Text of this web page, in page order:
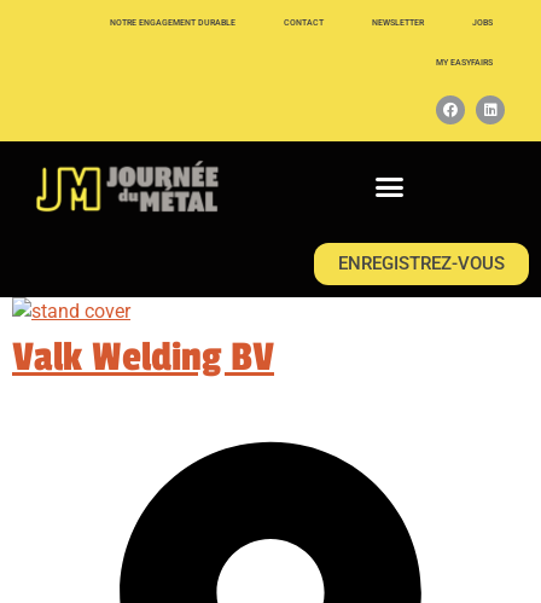
NOTRE ENGAGEMENT DURABLE CONTACT NEWSLETTER JOBS
MY EASYFAIRS
ENREGISTREZ-VOUS
Valk Welding BV